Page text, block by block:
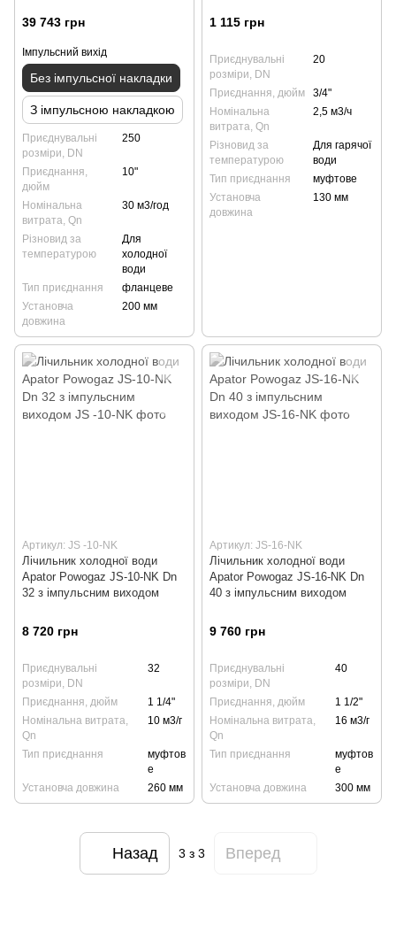
39 743 грн
Імпульсний вихід
Без імпульсної накладки
З імпульсною накладкою
Приєднувальні
розміри, DN
250
Приєднання,
дюйм
10"
Номінальна
витрата, Qn
30 м3/год
Різновид за
температурою
Для
холодної
води
Тип приєднання
фланцеве
Установча
довжина
200 мм
1 115 грн
Приєднувальні
розміри, DN
20
Приєднання, дюйм
3/4"
Номінальна
витрата, Qn
2,5 м3/ч
Різновид за
температурою
Для гарячої
води
Тип приєднання
муфтове
Установча
довжина
130 мм
Артикул: JS -10-NK
Лічильник холодної води
Apator Powogaz JS-10-NK Dn
32 з імпульсним виходом
8 720 грн
Приєднувальні
розміри, DN
32
Приєднання, дюйм
1 1/4"
Номінальна витрата,
Qn
10 м3/г
Тип приєднання
муфтов
е
Установча довжина
260 мм
Артикул: JS-16-NK
Лічильник холодної води
Apator Powogaz JS-16-NK Dn
40 з імпульсним виходом
9 760 грн
Приєднувальні
розміри, DN
40
Приєднання, дюйм
1 1/2"
Номінальна витрата,
Qn
16 м3/г
Тип приєднання
муфтов
е
Установча довжина
300 мм
Назад 3 з 3 Вперед